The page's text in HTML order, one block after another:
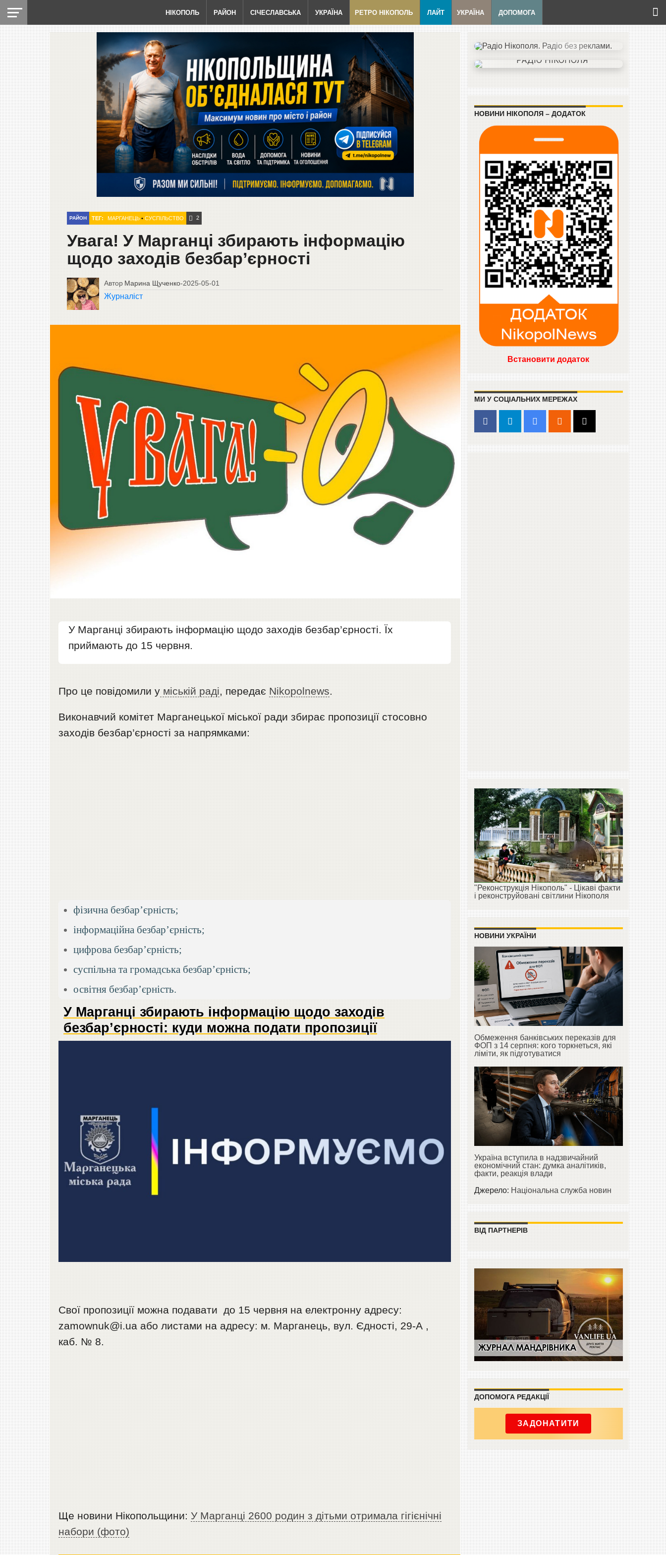
НІКОПОЛЬ РАЙОН СІЧЕСЛАВСЬКА УКРАЇНА РЕТРО НІКОПОЛЬ ЛАЙТ УКРАЇНА ДОПОМОГА
РАЙОН ТЕГ: МАРГАНЕЦЬ• СУСПІЛЬСТВО 2
Увага! У Марганці збирають інформацію
щодо заходів безбар’єрності
Автор Марина Щученко-2025-05-01
Журналіст
У Марганці збирають інформацію щодо заходів безбар’єрності. Їх
приймають до 15 червня.
Про це повідомили у міській раді, передає Nikopolnews.
Виконавчий комітет Марганецької міської ради збирає пропозиції стосовно
заходів безбар’єрності за напрямками:
фізична безбар’єрність;
інформаційна безбар’єрність;
цифрова безбар’єрність;
суспільна та громадська безбар’єрність;
освітня безбар’єрність.
У Марганці збирають інформацію щодо заходів
безбар’єрності: куди можна подати пропозиції
Свої пропозиції можна подавати до 15 червня на електронну адресу:
zamownuk@i.ua або листами на адресу: м. Марганець, вул. Єдності, 29-А ,
каб. № 8.
Ще новини Нікопольщини:У Марганці 2600 родин з дітьми отримала гігієнічні
набори (фото)
НОВИНИ НІКОПОЛЯ – ДОДАТОК
Встановити додаток
МИ У СОЦІАЛЬНИХ МЕРЕЖАХ
"Реконструкція Нікополь" - Цікаві факти
і реконструйовані світлини Нікополя
НОВИНИ УКРАЇНИ
Обмеження банківських переказів для
ФОП з 14 серпня: кого торкнеться, які
ліміти, як підготуватися
Україна вступила в надзвичайний
економічний стан: думка аналітиків,
факти, реакція влади
Джерело:Національна служба новин
ВІД ПАРТНЕРІВ
ДОПОМОГА РЕДАКЦІЇ
ЗАДОНАТИТИ